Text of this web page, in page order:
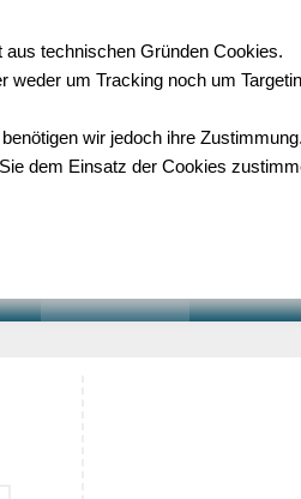
technischen Gründen Cookies.
weder um Tracking noch um
wir jedoch ihre
dem Einsatz der Cookies